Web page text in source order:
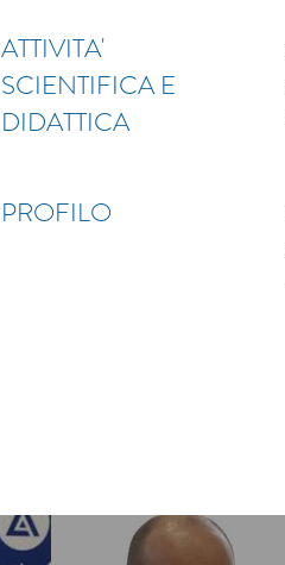
ATTIVITA'
SCIENTIFICA E
DIDATTICA
PROFILO